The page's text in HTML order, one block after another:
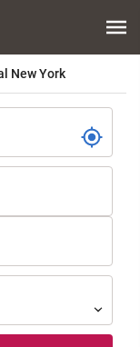
New York